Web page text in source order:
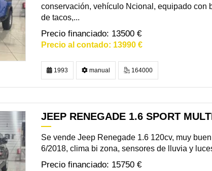
conservación, vehículo Ncional, equipado con
de tacos,...
13500 €
13990 €
1993 manual 164000
JEEP RENEGADE 1.6 SPORT
Se vende Jeep Renegade 1.6 120cv, muy
6/2018, clima bi zona, sensores de lluvia y
15750 €